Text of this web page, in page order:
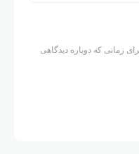
زمانی که دوباره دیدگاهی